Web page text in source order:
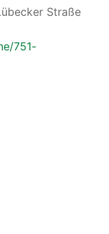
Straße
751-